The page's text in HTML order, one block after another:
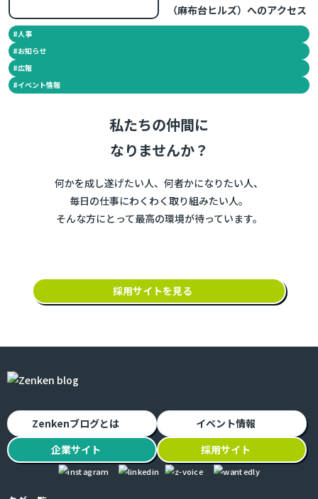
（麻布台ヒルズ）へのアクセス
#人事
#お知らせ
#広報
#イベント情報
私たちの仲間に
なりませんか？
何かを成し遂げたい人、何者かになりたい人、
毎日の仕事にわくわく取り組みたい人。
そんな方にとって最高の環境が待っています。
採用サイトを見る
Zenkenブログとは
イベント情報
企業サイト 採用サイト